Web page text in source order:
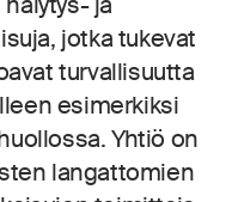
jotka tukevat
turvallisuutta
esimerkiksi
Yhtiö on
langattomien